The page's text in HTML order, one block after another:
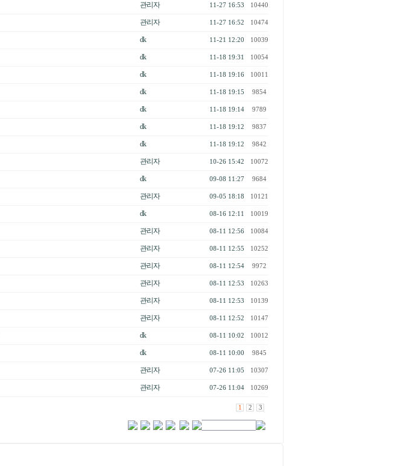
관리자 11-27 16:53 10440
관리자 11-27 16:52 10474
dk 11-21 12:20 10039
dk 11-18 19:31 10054
dk 11-18 19:16 10011
dk 11-18 19:15 9854
dk 11-18 19:14 9789
dk 11-18 19:12 9837
dk 11-18 19:12 9842
관리자 10-26 15:42 10072
dk 09-08 11:27 9684
관리자 09-05 18:18 10121
dk 08-16 12:11 10019
관리자 08-11 12:56 10084
관리자 08-11 12:55 10252
관리자 08-11 12:54 9972
관리자 08-11 12:53 10263
관리자 08-11 12:53 10139
관리자 08-11 12:52 10147
dk 08-11 10:02 10012
dk 08-11 10:00 9845
관리자 07-26 11:05 10307
관리자 07-26 11:04 10269
1 2 3